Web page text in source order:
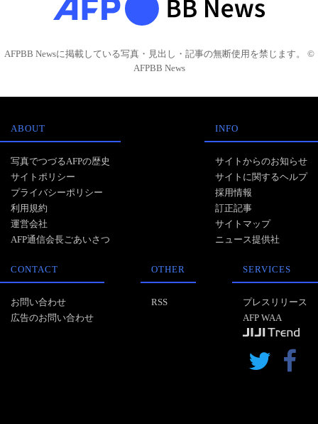
AFPBB Newsに掲載している写真・見出し・記事の無断使用を禁じます。 ©
AFPBB News
ABOUT
写真でつづるAFPの歴史
サイトポリシー
プライバシーポリシー
利用規約
運営会社
AFP通信会長ごあいさつ
INFO
サイトからのお知らせ
サイトに関するヘルプ
採用情報
訂正記事
サイトマップ
ニュース提供社
CONTACT
お問い合わせ
広告のお問い合わせ
OTHER
RSS
SERVICES
プレスリリース
AFP WAA